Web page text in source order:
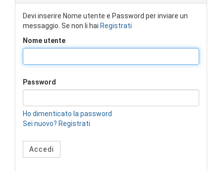
Devi inserire Nome utente e Password per inviare un
messaggio. Se non li hai Registrati
Nome utente
Password
Ho dimenticato la password
Sei nuovo? Registrati
Accedi